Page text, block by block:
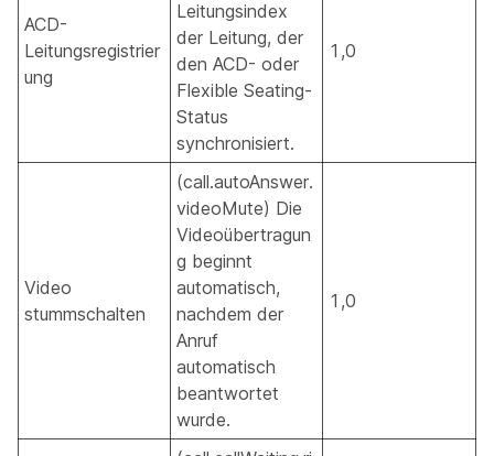
ACD-
Leitungsregistrier
ung
Leitungsindex
der Leitung, der
den ACD- oder
Flexible Seating-
Status
synchronisiert.
1,0
Video
stummschalten
(call.autoAnswer.
videoMute) Die
Videoübertragun
g beginnt
automatisch,
nachdem der
Anruf
automatisch
beantwortet
wurde.
1,0